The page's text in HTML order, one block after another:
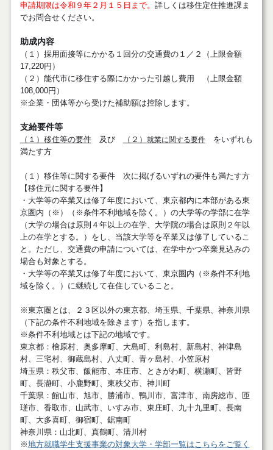
申請期限は令和９年２月１５日まで。 詳しくは移住定住推進課ま
でお問合せください。
助成内容
（１）採用面接等にかかる１回分の交通費の１／２（上限金額
17,220円）
（２）能代市に移住する際にかかった引越し費用 （上限金額
108,000円）
※企業・団体等から受けた補助額は控除します。
支給要件等
（１）移住等の要件及び （２） 就業に関する要件をいずれも
満たす方
（１）移住等に関する要件 次に掲げるいずれの要件も満たす方
【移住元に関する要件】
・大学等の卒業又は修了年度において、東京都内に本部がある東
京圏内（※）（※条件不利地域を除く。）の大学等の学部に在学
（大学の場合は原則４年以上の在学、大学院の場合は原則２年以
上の在学とする。）をし、当該大学等を卒業又は修了しているこ
と。ただし、交通費の申請については、在学中かつ卒業見込みの
場合も対象とする。
・大学等の卒業又は修了年度において、東京圏内（※条件不利地
域を除く。）に継続して在住していること。
※東京圏とは、２３区以外の東京都、埼玉県、千葉県、神奈川県
（下記の条件不利地域を除きます）を指します。
※条件不利地域とは下記の地域です。
東京都：檜原村、奥多摩町、大島町、利島村、新島村、神津島
村、三宅村、御蔵島村、八丈町、青ヶ島村、小笠原村
埼玉県：秩父市、飯能市、本庄市、ときがわ町、横瀬町、皆野
町、長瀞町、小鹿野町、東秩父市、神川町
千葉県：館山市、旭市、勝浦市、鴨川市、富津市、南房総市、匝
瑳市、香取市、山武市、いすみ市、東庄町、九十九里町、長南
町、大多喜町、御宿町、鋸南町
神奈川県：山北町、真鶴町、清川村
※地方就職学生支援事業の対象大学・学部一覧はこちらをご覧く